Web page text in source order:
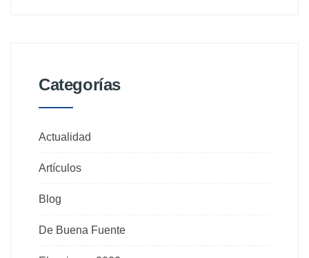
Categorías
Actualidad
Artículos
Blog
De Buena Fuente